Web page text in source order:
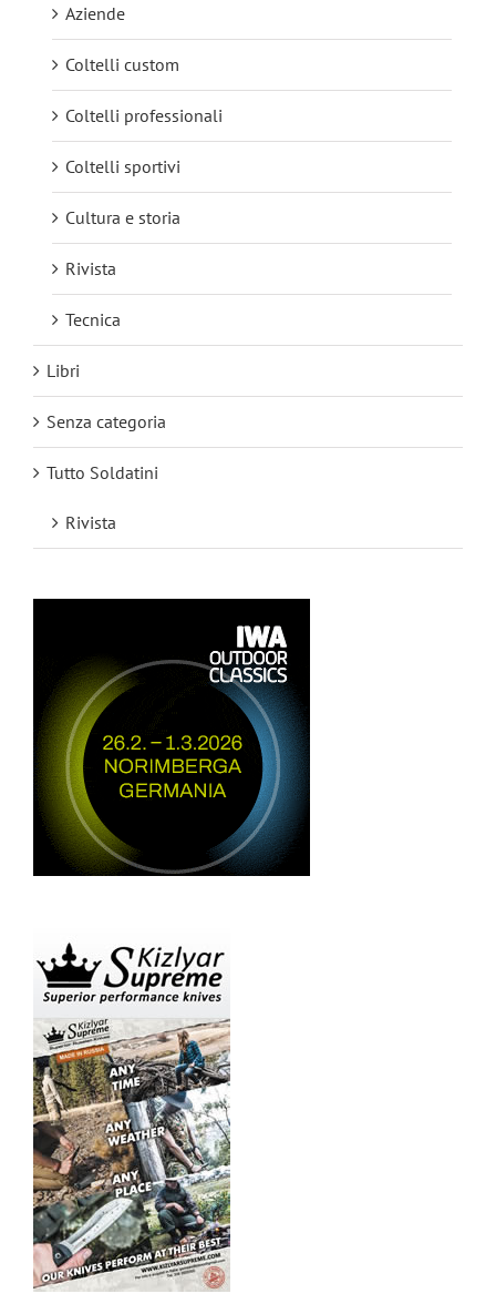
Aziende
Coltelli custom
Coltelli professionali
Coltelli sportivi
Cultura e storia
Rivista
Tecnica
Libri
Senza categoria
Tutto Soldatini
Rivista